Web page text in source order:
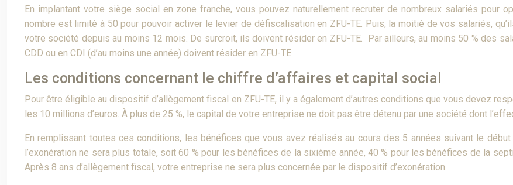
En implantant votre siège social en zone franche, vous pouvez naturellement recruter de nombreux salariés pour
nombre est limité à 50 pour pouvoir activer le levier de défiscalisation en ZFU-TE. Puis, la moitié de vos salariés,
votre société depuis au moins 12 mois. De surcroit, ils doivent résider en ZFU-TE. Par ailleurs, au moins 50 % des
CDD ou en CDI (d’au moins une année) doivent résider en ZFU-TE.
Les conditions concernant le chiffre d’affaires et capital social
Pour être éligible au dispositif d’allègement fiscal en ZFU-TE, il y a également d’autres conditions que vous devez
les 10 millions d’euros. À plus de 25 %, le capital de votre entreprise ne doit pas être détenu par une société dont
En remplissant toutes ces conditions, les bénéfices que vous avez réalisés au cours des 5 années suivant le
l’exonération ne sera plus totale, soit 60 % pour les bénéfices de la sixième année, 40 % pour les bénéfices de la
Après 8 ans d’allègement fiscal, votre entreprise ne sera plus concernée par le dispositif d’exonération.